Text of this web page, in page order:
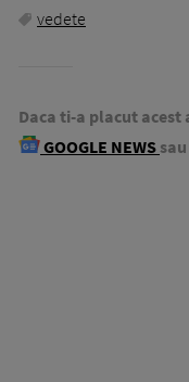
vedete
Daca ti-a placut
GOOGLE NEWS